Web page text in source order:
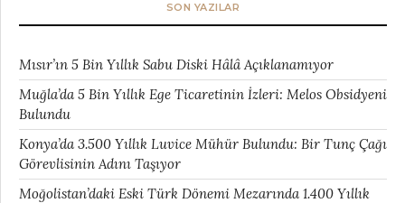
SON YAZILAR
Mısır’ın 5 Bin Yıllık Sabu Diski Hâlâ Açıklanamıyor
Muğla’da 5 Bin Yıllık Ege Ticaretinin İzleri: Melos Obsidyeni
Bulundu
Konya’da 3.500 Yıllık Luvice Mühür Bulundu: Bir Tunç Çağı
Görevlisinin Adını Taşıyor
Moğolistan’daki Eski Türk Dönemi Mezarında 1.400 Yıllık